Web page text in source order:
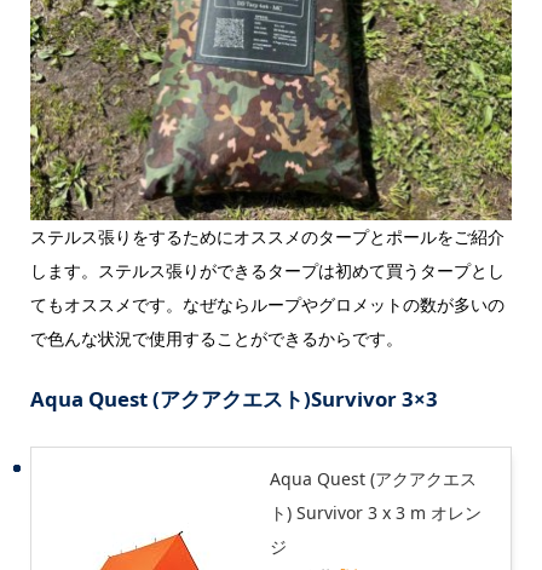
ステルス張りをするためにオススメのタープとポールをご紹介
します。ステルス張りができるタープは初めて買うタープとし
てもオススメです。なぜならループやグロメットの数が多いの
で色んな状況で使用することができるからです。
Aqua Quest (アクアクエスト)Survivor 3×3
Aqua Quest (アクアクエス
ト) Survivor 3 x 3 m オレン
ジ